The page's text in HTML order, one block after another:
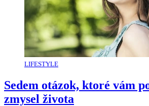
LIFESTYLE
Sedem otázok, ktoré vám
zmysel života